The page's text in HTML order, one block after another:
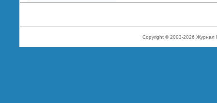
Copyright © 2003-2026 Журнал